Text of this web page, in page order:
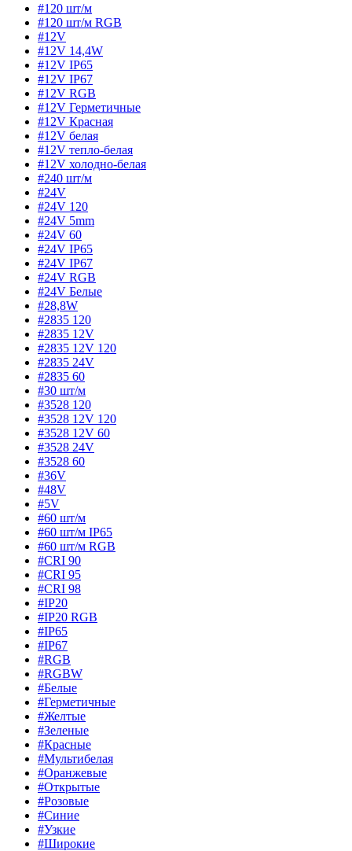
#120 шт/м
#120 шт/м RGB
#12V
#12V 14,4W
#12V IP65
#12V IP67
#12V RGB
#12V Герметичные
#12V Красная
#12V белая
#12V тепло-белая
#12V холодно-белая
#240 шт/м
#24V
#24V 120
#24V 5mm
#24V 60
#24V IP65
#24V IP67
#24V RGB
#24V Белые
#28,8W
#2835 120
#2835 12V
#2835 12V 120
#2835 24V
#2835 60
#30 шт/м
#3528 120
#3528 12V 120
#3528 12V 60
#3528 24V
#3528 60
#36V
#48V
#5V
#60 шт/м
#60 шт/м IP65
#60 шт/м RGB
#CRI 90
#CRI 95
#CRI 98
#IP20
#IP20 RGB
#IP65
#IP67
#RGB
#RGBW
#Белые
#Герметичные
#Желтые
#Зеленые
#Красные
#Мультибелая
#Оранжевые
#Открытые
#Розовые
#Синие
#Узкие
#Широкие